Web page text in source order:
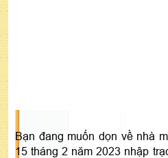
Bạn đang muốn dọn về nhà
15 tháng 2 năm 2023 nhập